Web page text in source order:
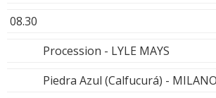
08.30
Procession - LYLE MAYS
Piedra Azul (Calfucurá) -